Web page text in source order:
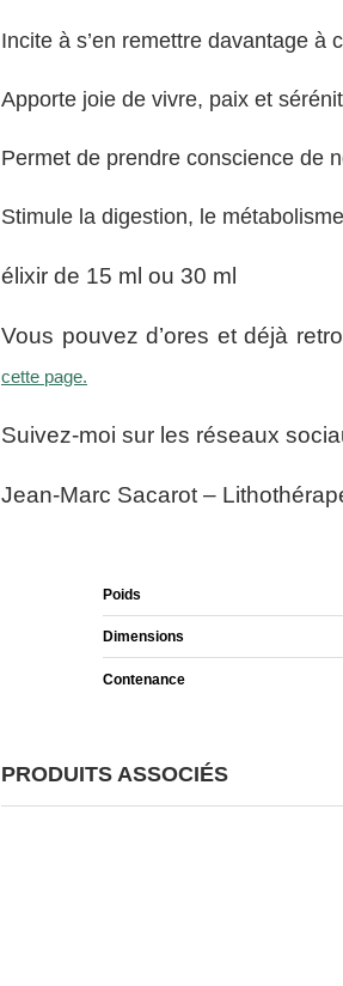
Incite à s’en remettre davantage à
Apporte joie de vivre, paix et
Permet de prendre conscience de
Stimule la digestion, le
élixir de 15 ml ou 30 ml
Vous pouvez d’ores et déjà
cette page.
Suivez-moi sur les réseaux
Jean-Marc Sacarot –
Poids
Dimensions
Contenance
PRODUITS ASSOCIÉS